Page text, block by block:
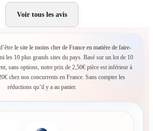
Voir tous les avis
le site le moins cher de France en matière de faire-
les 10 plus grands sites du pays. Basé sur un lot de 10
sans options, notre prix de 2,50€ pièce est inférieur à
chez nos concurrents en France. Sans compter les
réductions qu’il y a au panier.